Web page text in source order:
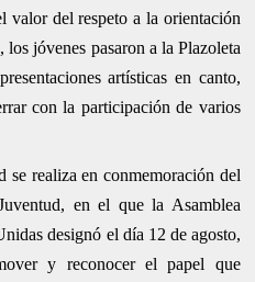
valor del respeto a la orientación
los jóvenes pasaron a la Plazoleta
artísticas en canto,
con la participación de varios
se realiza en conmemoración del
en el que la Asamblea
designó el día 12 de agosto,
y reconocer el papel que